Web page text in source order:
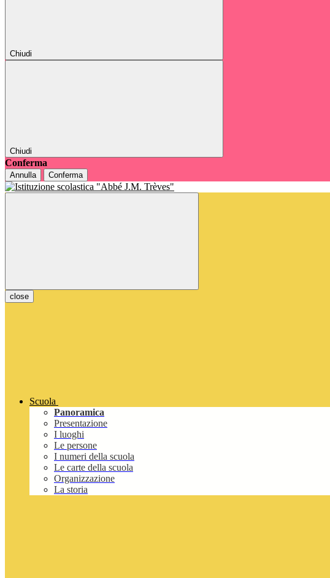
Chiudi
Chiudi
Conferma
Annulla Conferma
close
Scuola
Panoramica
Presentazione
I luoghi
Le persone
I numeri della scuola
Le carte della scuola
Organizzazione
La storia